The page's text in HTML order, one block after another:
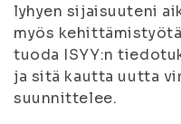
lyhyen sijaisuuteni
myös
tuoda ISYY:n
ja sitä kautta uutta
suunnittelee.